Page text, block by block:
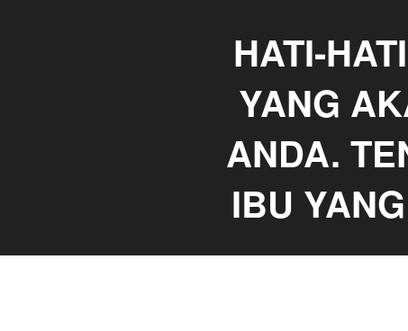
HATI-
YANG
ANDA.
IBU